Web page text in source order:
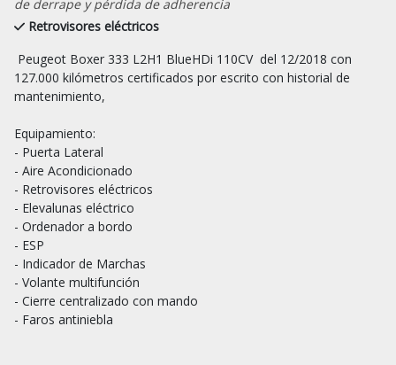
de derrape y pérdida de adherencia
Retrovisores eléctricos
127.000 kilómetros certificados por escrito con historial de
mantenimiento,
Equipamiento:
- Puerta Lateral
- Aire Acondicionado
- Retrovisores eléctricos
- Elevalunas eléctrico
- Ordenador a bordo
- ESP
- Indicador de Marchas
- Volante multifunción
- Cierre centralizado con mando
- Faros antiniebla